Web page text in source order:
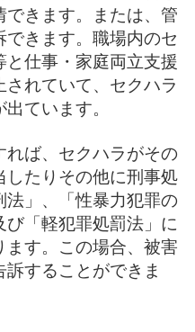
きます。または、管
きます。職場内のセ
と仕事・家庭両立支援
れていて、セクハラ
ています。
れば、セクハラがその
したりその他に刑事処
法」、「性暴力犯罪の
「軽犯罪処罰法」に
ます。この場合、被害
することができま